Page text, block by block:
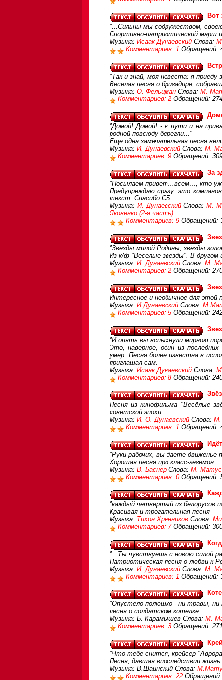
Вот
"...Сильны мы содружеством,
Спортивно-патриотический марш
Музыка: Исаак Дунаевский Слова:
Комментариев: 1 Обращений:
"Так и знай, моя невеста: я приеду
Веселая песня о бригадире,
Музыка: О. Фельцман Слова: М.
Комментариев: 2 Обращений:
"Домой! Домой! - в пути и на
родной повсюду берегли..."
Еще одна замечательная песня
Музыка: И. Дунаевский Слова: М.
Комментариев: 9 Обращений:
За
"Посылаем привет…всем…, кто
Предупреждаю сразу: это
текст. Спасибо СБ.
Музыка: И. ДунаевскийСлова:М.
Яковенко (2-я часть)
Комментариев: 9 Обращений:
"Звёзды милой Родины, звёзды
Из к/ф "Веселые звезды". В другом
Музыка: И. Дунаевский Слова: М.
Комментариев: 2 Обращений:
Интересное и необычное для этой
Музыка: И.Дунаевский Слова:
Комментариев: 5 Обращений:
"И опять вы вспыхнули мирною
Это, наверное, один из
умер. Песня более известна в
приглашал сам.
Музыка: Исаак Дунаевский Слова:
Комментариев: 8 Обращений:
Песня из кинофильма "Весёлые
советской эпохи.
Музыка: И. О. Дунаевский Слова: М.
Комментариев: 1 Обращений:
"Руки рабочих, вы даете движенье
Хорошая песня про класс-гегемон
Музыка: В. Баснер Слова: М.
Комментариев: 0 Обращений:
"каждый четвертый из белорусов
Красивая и трогательная песня
Музыка: Тихон Хренников Слова:
Комментариев: 7 Обращений:
"...Ты чувствуешь с новою силой
Патриотическая песня о любви к
Музыка: И. Дунаевский Слова: М.
Комментариев: 1 Обращений:
"Опустело полюшко - ни травы, ни
песня о солдатском котелке
Музыка: Б. Карамышев Слова: М.
Комментариев: 3 Обращений:
"Что тебе снится, крейсер
Песня, давшая впоследствии
Музыка: В.Шаинский Слова:
Комментариев: 22 Обращений: